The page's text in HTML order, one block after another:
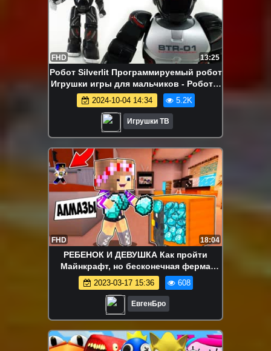
FHD 13:25
Робот Silverlit Программируемый робот
Игрушки игры для мальчиков - Роботы
Трансформеры Оптимус Прайм
2024-10-04 14:34 5.2K
Игрушки ТВ
FHD 18:04
РЕБЕНОК И ДЕВУШКА Как пройти
Майнкрафт, но бесконечная ферма
алмазов ! НУБ И ПРО ВИДЕО
MINECRAFT
2023-03-17 15:36 608
ЕвгенБро